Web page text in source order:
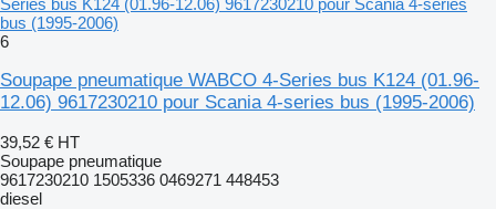
bus (1995-2006)
6
Soupape pneumatique WABCO 4-Series bus K124 (01.96-
12.06) 9617230210 pour Scania 4-series bus (1995-2006)
39,52 € HT
Soupape pneumatique
9617230210 1505336 0469271 448453
diesel